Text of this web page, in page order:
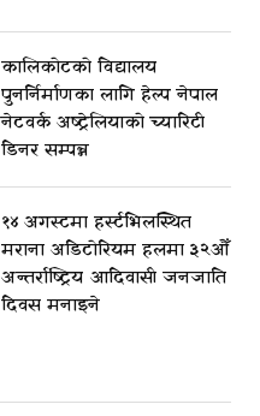
कालिकोटको विद्यालय
पुनर्निर्माणका लागि हेल्प नेपाल
नेटवर्क अष्ट्रेलियाको च्यारिटी
डिनर सम्पन्न
१४ अगस्टमा हर्स्टभिलस्थित
मराना अडिटोरियम हलमा ३२औँ
अन्तर्राष्ट्रिय आदिवासी जनजाति
दिवस मनाइने